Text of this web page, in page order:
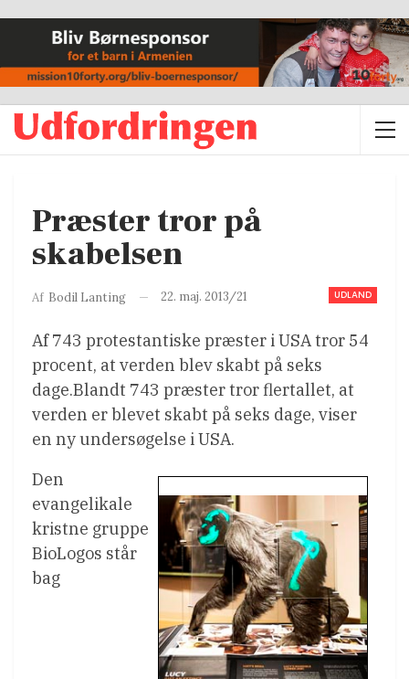
Præster tror på
skabelsen
UDLAND
Af Bodil Lanting 22. maj. 2013/21
Af 743 protestantiske præster i USA tror 54
procent, at verden blev skabt på seks
dage.Blandt 743 præster tror flertallet, at
verden er blevet skabt på seks dage, viser
en ny undersøgelse i USA.
Den
evangelikale
kristne gruppe
BioLogos står
bag